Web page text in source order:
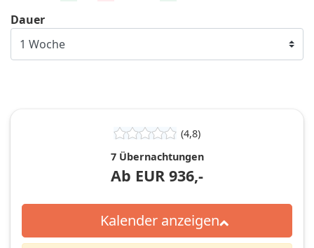
Dauer
(4,8)
7 Übernachtungen
Ab EUR 936,-
Kalender anzeigen